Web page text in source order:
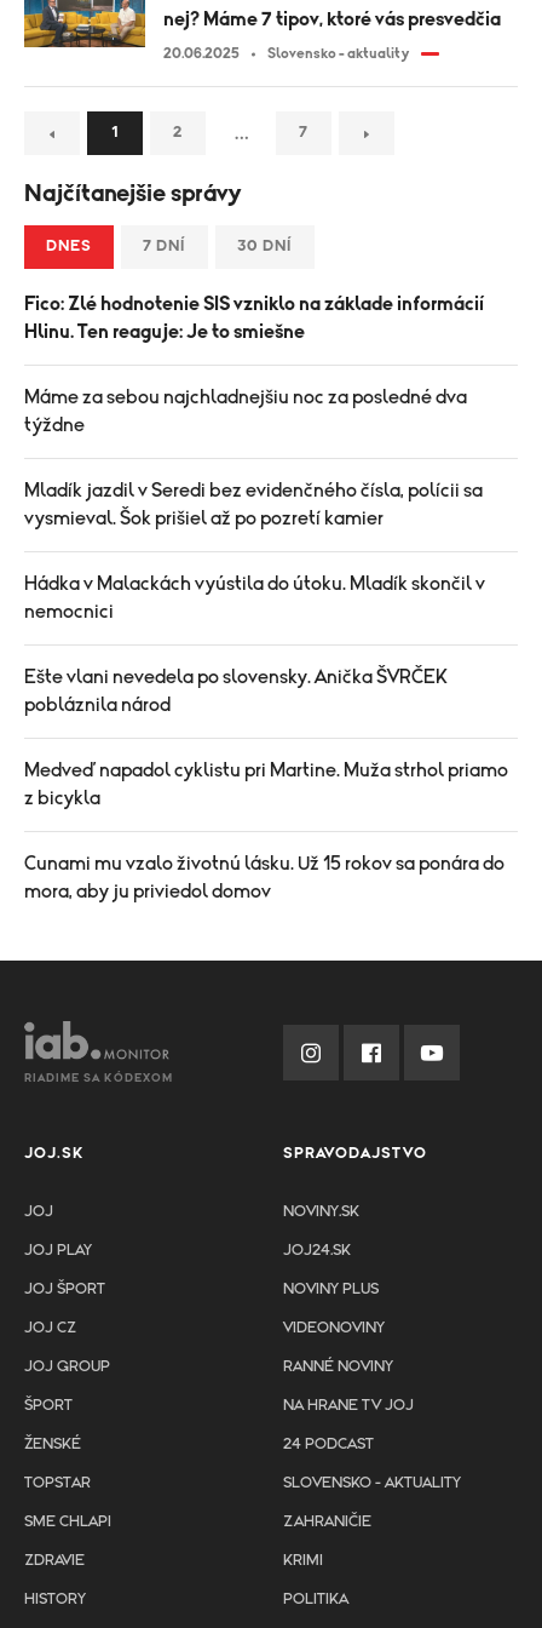
nej? Máme 7 tipov, ktoré vás presvedčia
20.06.2025 Slovensko - aktuality
1 2 … 7
Najčítanejšie správy
DNES 7 DNÍ 30 DNÍ
Fico: Zlé hodnotenie SIS vzniklo na základe informácií
Hlinu. Ten reaguje: Je to smiešne
Máme za sebou najchladnejšiu noc za posledné dva
týždne
Mladík jazdil v Seredi bez evidenčného čísla, polícii sa
vysmieval. Šok prišiel až po pozretí kamier
Hádka v Malackách vyústila do útoku. Mladík skončil v
nemocnici
Ešte vlani nevedela po slovensky. Anička ŠVRČEK
pobláznila národ
Medveď napadol cyklistu pri Martine. Muža strhol priamo
z bicykla
Cunami mu vzalo životnú lásku. Už 15 rokov sa ponára do
mora, aby ju priviedol domov
RIADIME SA KÓDEXOM
JOJ.SK
JOJ
JOJ PLAY
JOJ ŠPORT
JOJ CZ
JOJ GROUP
ŠPORT
ŽENSKÉ
TOPSTAR
SME CHLAPI
ZDRAVIE
HISTORY
SPRAVODAJSTVO
NOVINY.SK
JOJ24.SK
NOVINY PLUS
VIDEONOVINY
RANNÉ NOVINY
NA HRANE TV JOJ
24 PODCAST
SLOVENSKO - AKTUALITY
ZAHRANIČIE
KRIMI
POLITIKA